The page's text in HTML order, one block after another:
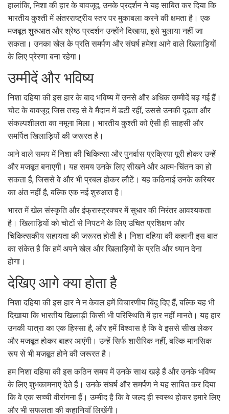
हालांकि, निशा की हार के बावजूद, उनके प्रदर्शन ने यह साबित कर दिया कि
भारतीय कुश्ती में अंतरराष्ट्रीय स्तर पर मुकाबला करने की क्षमता है। एक
मजबूत शुरुआत और श्रेष्ठ प्रदर्शन उन्होंने दिखाया, इसे भुलाया नहीं जा
सकता। उनका खेल के प्रति समर्पण और संघर्ष हमेशा आने वाले खिलाड़ियों
के लिए प्रेरणा बना रहेगा।
उम्मीदें और भविष्य
निशा दहिया की इस हार के बाद भविष्य में उनसे और अधिक उम्मीदें बढ़ गई हैं।
चोट के बावजूद जिस तरह से वे मैदान में डटी रहीं, उससे उनकी दृढ़ता और
संकल्पशीलता का नमूना मिला। भारतीय कुश्ती को ऐसी ही साहसी और
समर्पित खिलाड़ियों की जरूरत है।
आने वाले समय में निशा की चिकित्सा और पुनर्वास प्रक्रिया पूरी होकर उन्हें
और मजबूत बनाएगी। यह समय उनके लिए सीखने और आत्म-चिंतन का हो
सकता है, जिससे वे और भी प्रबल होकर लौटें। यह कठिनाई उनके करियर
का अंत नहीं है, बल्कि एक नई शुरुआत है।
भारत में खेल संस्कृति और इंफ्रास्ट्रक्चर में सुधार की निरंतर आवश्यकता
है। खिलाड़ियों को चोटों से निपटने के लिए उचित प्रशिक्षण और
चिकित्सकीय सहायता की जरूरत होती है। निशा दहिया की कहानी इस बात
का संकेत है कि हमें अपने खेल और खिलाड़ियों के प्रति और ध्यान देना
होगा।
देखिए आगे क्या होता है
निशा दहिया की इस हार ने न केवल हमें विचारणीय बिंदु दिए हैं, बल्कि यह भी
दिखाया कि भारतीय खिलाड़ी किसी भी परिस्थिति में हार नहीं मानते। यह हार
उनकी यात्रा का एक हिस्सा है, और हमें विश्वास है कि वे इससे सीख लेकर
और मजबूत होकर बाहर आएंगी। उन्हें सिर्फ शारीरिक नहीं, बल्कि मानसिक
रूप से भी मजबूत होने की जरूरत है।
हम निशा दहिया की इस कठिन समय में उनके साथ खड़े हैं और उनके भविष्य
के लिए शुभकामनाएं देते हैं। उनके संघर्ष और समर्पण ने यह साबित कर दिया
कि वे एक सच्ची वीरांगना हैं। उम्मीद है कि वे जल्द ही स्वस्थ होकर हमारे लिए
और भी सफलता की कहानियाँ लिखेंगी।